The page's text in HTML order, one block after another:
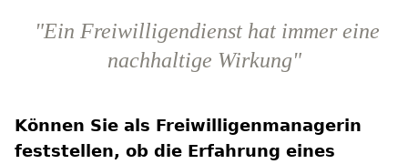
"Ein Freiwilligendienst hat immer eine
nachhaltige Wirkung"
Können Sie als Freiwilligenmanagerin
feststellen, ob die Erfahrung eines